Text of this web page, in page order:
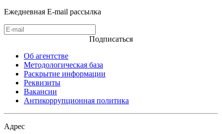
Ежедневная E-mail рассылка
Подписаться
Об агентстве
Методологическая база
Раскрытие информации
Реквизиты
Вакансии
Антикоррупционная политика
Адрес